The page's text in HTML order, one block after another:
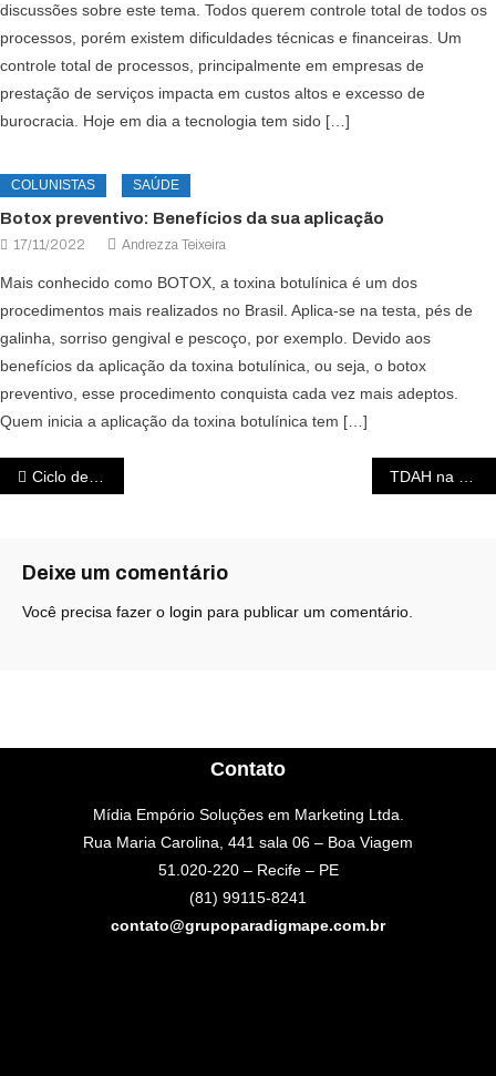
discussões sobre este tema. Todos querem controle total de todos os
processos, porém existem dificuldades técnicas e financeiras. Um
controle total de processos, principalmente em empresas de
prestação de serviços impacta em custos altos e excesso de
burocracia. Hoje em dia a tecnologia tem sido […]
COLUNISTAS SAÚDE
Botox preventivo: Benefícios da sua aplicação
17/11/2022 Andrezza Teixeira
Mais conhecido como BOTOX, a toxina botulínica é um dos
procedimentos mais realizados no Brasil. Aplica-se na testa, pés de
galinha, sorriso gengival e pescoço, por exemplo. Devido aos
benefícios da aplicação da toxina botulínica, ou seja, o botox
preventivo, esse procedimento conquista cada vez mais adeptos.
Quem inicia a aplicação da toxina botulínica tem […]
Ciclo de abuso nas relações Narcisistas
Deixe um comentário
Você precisa fazer o login para publicar um comentário.
Contato
Mídia Empório Soluções em Marketing Ltda.
Rua Maria Carolina, 441 sala 06 – Boa Viagem
51.020-220 – Recife – PE
(81) 99115-8241
contato@grupoparadigmape.com.br